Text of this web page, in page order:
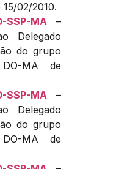
02/2010.
MA
–
Delegado
do grupo
MA de
MA
–
Delegado
do grupo
MA de